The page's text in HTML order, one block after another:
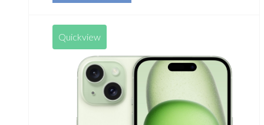
Quickview